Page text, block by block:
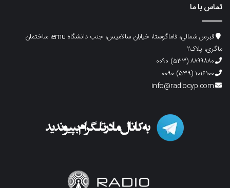
تماس با ما
قبرس شمالی، فاماگوستا، خیابان سالامیس، جنب دانشگاه emu، ساختمان
ماگری، پلاک۲
۸۸۹۹۸۸۰ (۵۳۳) ۰۰۹۰
۱۰۱۶۱۰۰ (۵۳۹) ۰۰۹۰
info@radiocyp.com